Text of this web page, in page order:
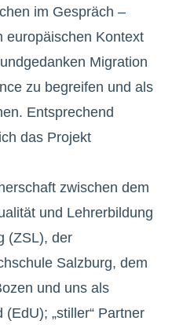
im Gespräch –
europäischen Kontext
Migration
zu begreifen und als
Entsprechend
das Projekt
zwischen dem
und Lehrerbildung
(ZSL), der
Salzburg, dem
und uns als
„stiller“ Partner